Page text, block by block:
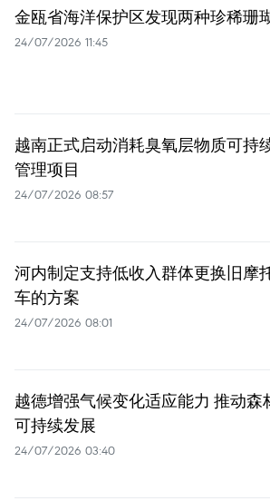
金瓯省海洋保护区发现两种珍稀珊
24/07/2026 11:45
越南正式启动消耗臭氧层物质可持
管理项目
24/07/2026 08:57
河内制定支持低收入群体更换旧摩
车的方案
24/07/2026 08:01
越德增强气候变化适应能力 推动森
可持续发展
24/07/2026 03:40